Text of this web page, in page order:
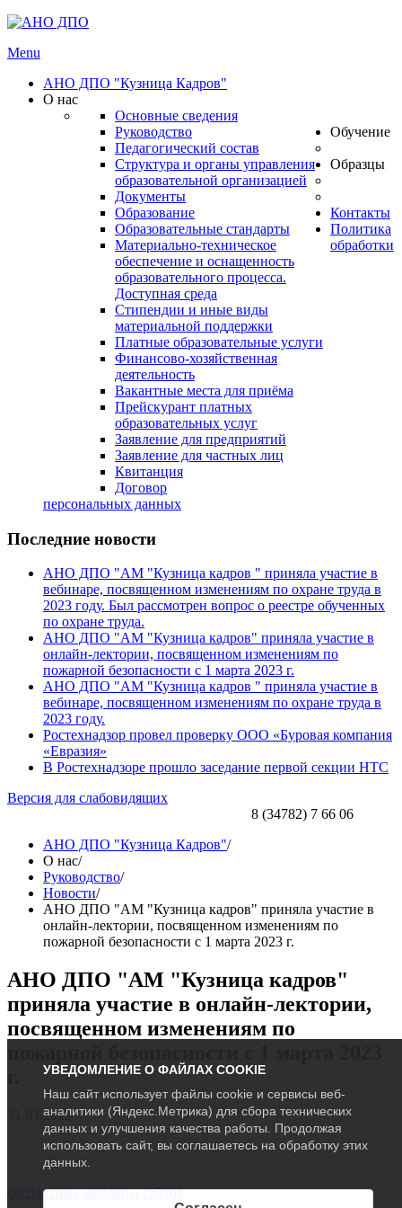
Menu
АНО ДПО "Кузница Кадров"
О нас
Основные сведения
Руководство
Педагогический состав
Структура и органы управления
образовательной организацией
Документы
Образование
Образовательные стандарты
Материально-техническое
обеспечение и оснащенность
образовательного процесса.
Доступная среда
Стипендии и иные виды
материальной поддержки
Платные образовательные услуги
Финансово-хозяйственная
деятельность
Вакантные места для приёма
Обучение
Прейскурант платных
образовательных услуг
Образцы
Заявление для предприятий
Заявление для частных лиц
Квитанция
Договор
Контакты
Политика
обработки
персональных данных
Последние новости
АНО ДПО "АМ "Кузница кадров " приняла участие в
вебинаре, посвященном изменениям по охране труда в
2023 году. Был рассмотрен вопрос о реестре обученных
по охране труда.
АНО ДПО "АМ "Кузница кадров" приняла участие в
онлайн-лектории, посвященном изменениям по
пожарной безопасности с 1 марта 2023 г.
АНО ДПО "АМ "Кузница кадров " приняла участие в
вебинаре, посвященном изменениям по охране труда в
2023 году.
Ростехнадзор провел проверку ООО «Буровая компания
«Евразия»
В Ростехнадзоре прошло заседание первой секции НТС
Версия для слабовидящих
8 (34782) 7 66 06
АНО ДПО "Кузница Кадров"/
О нас/
Руководство/
Новости/
АНО ДПО "АМ "Кузница кадров" приняла участие в
онлайн-лектории, посвященном изменениям по
пожарной безопасности с 1 марта 2023 г.
АНО ДПО "АМ "Кузница кадров"
приняла участие в онлайн-лектории,
посвященном изменениям по
31.03.2023
бесплатные шаблоны сайтов
УВЕДОМЛЕНИЕ О ФАЙЛАХ COOKIE
Наш сайт использует файлы cookie и сервисы веб-
аналитики (Яндекс.Метрика) для сбора технических
данных и улучшения качества работы. Продолжая
использовать сайт, вы соглашаетесь на обработку этих
данных.